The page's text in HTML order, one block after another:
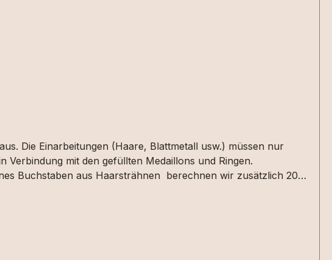
Die Einarbeitungen (Haare, Blattmetall usw.) müssen nur
mit den gefüllten Medaillons und Ringen.
Buchstaben aus Haarsträhnen berechnen wir zusätzlich 20